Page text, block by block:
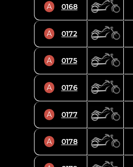
A 0168
A 0172
A 0175
A 0176
A 0177
A 0178